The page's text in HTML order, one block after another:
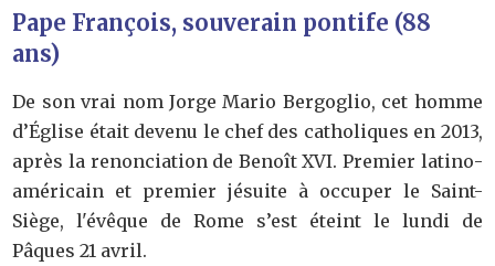
Pape François, souverain pontife (88
ans)
De son vrai nom Jorge Mario Bergoglio, cet homme
d’Église était devenu le chef des catholiques en 2013,
après la renonciation de Benoît XVI. Premier latino-
américain et premier jésuite à occuper le Saint-
Siège, l'évêque de Rome s’est éteint le lundi de
Pâques 21 avril.